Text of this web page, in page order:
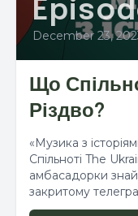
December 23,
Що
Різдво?
«Музика з
Спільноті The
амбасадорки
закритому
ж ви...